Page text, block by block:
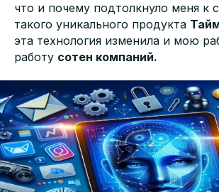
что и почему подтолкнуло меня к
такого уникального продукта
эта технология изменила и мою
работу сотен компаний.